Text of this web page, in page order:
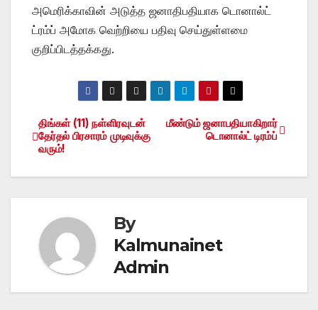
அமெரிக்காவின் அடுத்த ஜனாதிபதியாக டொனால்ட்
ட்ரம்ப் அமோக வெற்றியை பதிவு செய்துள்ளமை
குறிப்பிடத்தக்கது.
Post
navigation
மீண்டும் ஜனாபதியாகிறார்
டொனால்ட் டிரம்ப்
திங்கள் (11) நள்ளிரவுடன்
தேர்தல் பிரசாரம் முடிவுக்கு
வரும்!
By
Kalmunainet
Admin